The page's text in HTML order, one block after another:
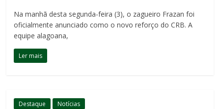
Na manhã desta segunda-feira (3), o zagueiro Frazan foi
oficialmente anunciado como o novo reforço do CRB. A
equipe alagoana,
Ler mais
Destaque Notícias